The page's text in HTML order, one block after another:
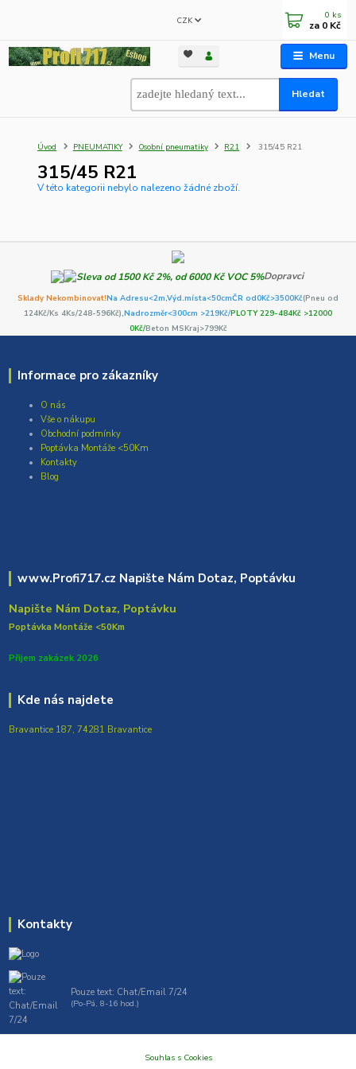
Menu
CZK
Hledat
0 ks
za 0 Kč
Úvod PNEUMATIKY Osobní pneumatiky R21 315/45 R21
315/45 R21
V této kategorii nebylo nalezeno žádné zboží.
Dopravci
Sklady Nekombinovat!Na Adresu<2m,Výd.místa<50cmČR od0Kč>3500Kč(Pneu od
124Kč/Ks 4Ks/248-596Kč),Nadrozměr<300cm >219Kč/PLOTY 229-484Kč >12000
0Kč/Beton MSKraj>799Kč
Informace pro zákazníky
O nás
Vše o nákupu
Obchodní podmínky
Poptávka Montáže <50Km
Kontakty
Blog
www.Profi717.cz Napište Nám Dotaz, Poptávku
Napište Nám Dotaz, Poptávku
Poptávka Montáže <50Km
Přijem zakázek 2026
Kde nás najdete
Bravantice 187, 74281 Bravantice
Kontakty
Pouze text: Chat/Email 7/24
(Po-Pá, 8-16 hod.)
Souhlas s Cookies